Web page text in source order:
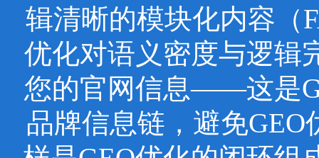
辑清晰的模块化内容（
优化对语义密度与逻辑
您的官网信息——这是
品牌信息链，避免